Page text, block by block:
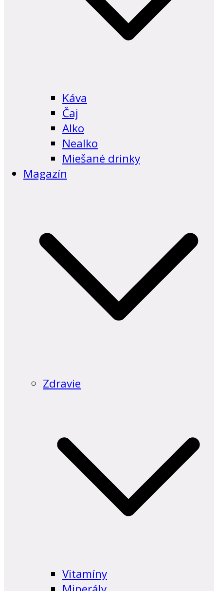
Káva
Čaj
Alko
Nealko
Miešané drinky
Magazín
Zdravie
Vitamíny